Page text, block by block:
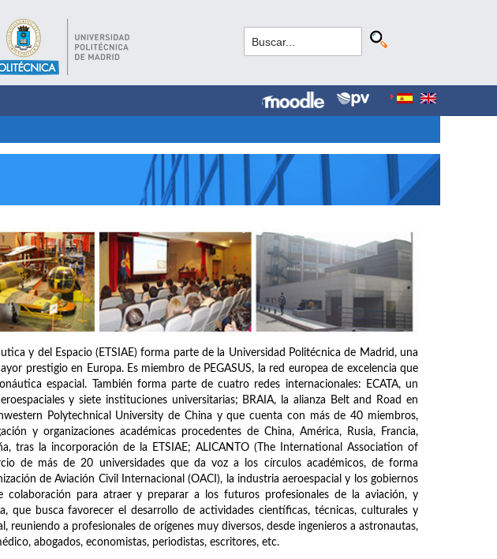
y del Espacio (ETSIAE) forma parte de la Universidad Politécnica de Madrid, una
prestigio en Europa. Es miembro de PEGASUS, la red europea de excelencia que
espacial. También forma parte de cuatro redes internacionales: ECATA, un
y siete instituciones universitarias; BRAIA, la alianza Belt and Road en
Polytechnical University de China y que cuenta con más de 40 miembros,
y organizaciones académicas procedentes de China, América, Rusia, Francia,
tras la incorporación de la ETSIAE; ALICANTO (The International Association of
de más de 20 universidades que da voz a los círculos académicos, de forma
de Aviación Civil Internacional (OACI), la industria aeroespacial y los gobiernos
para atraer y preparar a los futuros profesionales de la aviación, y
que busca favorecer el desarrollo de actividades científicas, técnicas, culturales y
reuniendo a profesionales de orígenes muy diversos, desde ingenieros a astronautas,
abogados, economistas, periodistas, escritores, etc.